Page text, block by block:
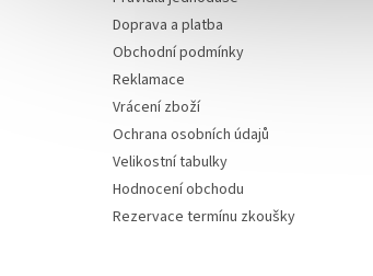
Doprava a platba
Obchodní podmínky
Reklamace
Vrácení zboží
Ochrana osobních údajů
Velikostní tabulky
Hodnocení obchodu
Rezervace termínu zkoušky